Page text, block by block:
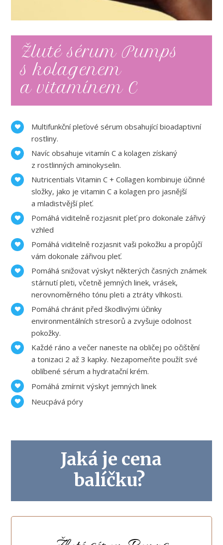
Žluté sérum Pumps
s kolagenem
a vitamínem C
Multifunkční pleťové sérum obsahující bioadaptivní
rostliny.
Navíc obsahuje vitamín C a kolagen získaný
z rostlinných aminokyselin.
Nutricentials Vitamin C + Collagen kombinuje účinné
složky, jako je vitamin C a kolagen pro jasnější
a mladistvější pleť.
Pomáhá viditelně rozjasnit pleť pro dokonale zářivý
vzhled
Pomáhá viditelně rozjasnit vaši pokožku a propůjčí
vám dokonale zářivou pleť.
Pomáhá snižovat výskyt některých časných známek
stárnutí pleti, včetně jemných linek, vrásek,
nerovnoměrného tónu pleti a ztráty vlhkosti.
Pomáhá chránit před škodlivými účinky
environmentálních stresorů a zvyšuje odolnost
pokožky.
Každé ráno a večer naneste na obličej po očištění
a tonizaci 2 až 3 kapky. Nezapomeňte použít své
oblíbené sérum a hydratační krém.
Pomáhá zmírnit výskyt jemných linek
Neucpává póry
Jaká je cena
balíčku?